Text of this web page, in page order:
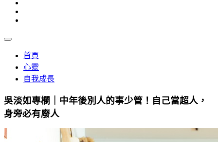
首頁
心靈
自我成長
吳淡如專欄｜中年後別人的事少管！自己當超人，
身旁必有廢人